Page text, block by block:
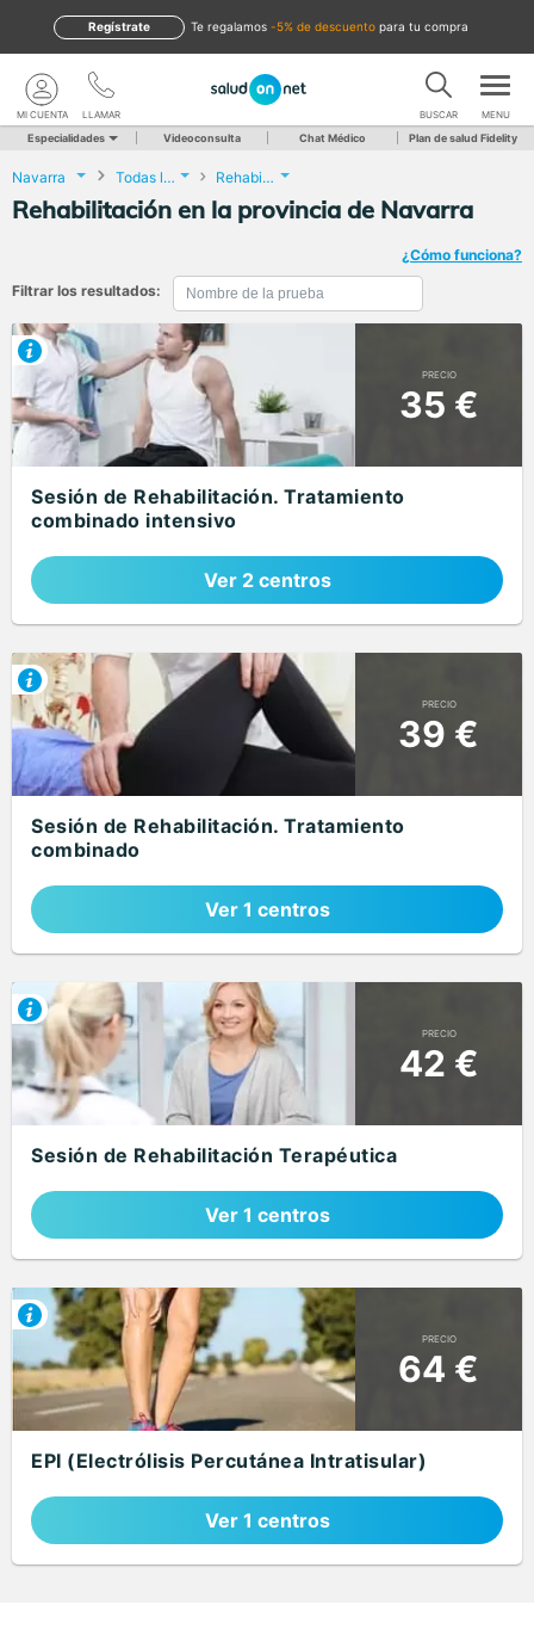
te regalamos -5% de descuento para tu compra
Regístrate
LLAMAR
MI CUENTA BUSCAR MENU
Especialidades Videoconsulta Chat Médico Plan de salud Fidelity
Navarra Todas las localidades Rehabilitación
Rehabilitación en la provincia de Navarra
¿Cómo funciona?
Filtrar los resultados:
PRECIO
35 €
Sesión de Rehabilitación. Tratamiento
combinado intensivo
Ver 2 centros
PRECIO
39 €
Sesión de Rehabilitación. Tratamiento
combinado
Ver 1 centros
PRECIO
42 €
Sesión de Rehabilitación Terapéutica
Ver 1 centros
PRECIO
64 €
EPI (Electrólisis Percutánea Intratisular)
Ver 1 centros